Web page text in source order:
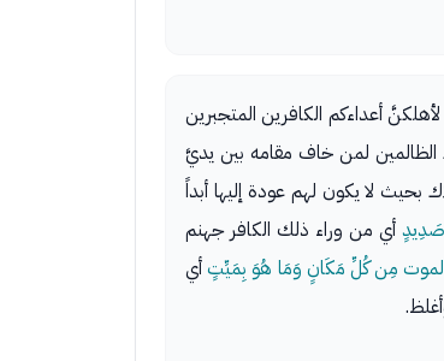
أعداءكم الكافرين المتجبرين
لمن خاف مقامه بين يديَّ
لا يكون لهم عودة إليها أبداً
أي من وراء ذلك الكافر جهنم
الموت مِن كُلِّ مَكَانٍ وَمَا هُوَ بِمَيِّتٍ أي